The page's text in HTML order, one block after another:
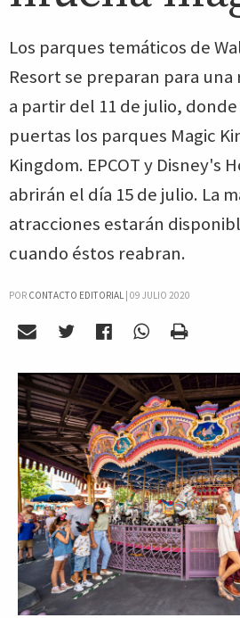
Los parques temáticos de
Resort se preparan para
a partir del 11 de julio,
puertas los parques Magic
Kingdom. EPCOT y Disney's
abrirán el día 15 de julio. La
atracciones estarán
cuando éstos reabran.
POR CONTACTO EDITORIAL| 09 JULIO 2020